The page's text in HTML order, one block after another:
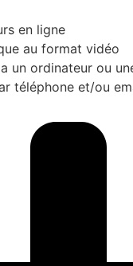
en ligne
au format vidéo
un ordinateur ou
téléphone et/ou